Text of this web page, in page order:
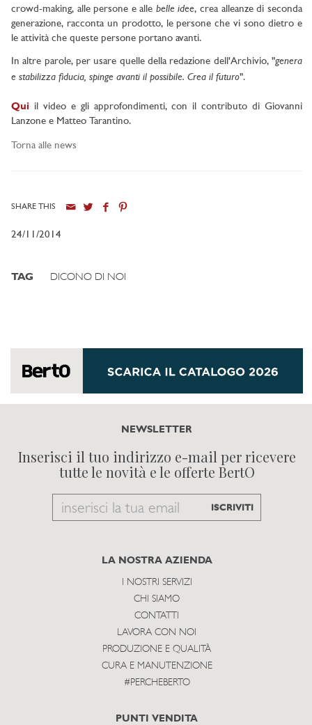
crowd-making, alle persone e alle belle idee, crea alleanze di seconda
generazione, racconta un prodotto, le persone che vi sono dietro e
le attività che queste persone portano avanti.
In altre parole, per usare quelle della redazione dell'Archivio, "genera
e stabilizza fiducia, spinge avanti il possibile. Crea il futuro".
Qui il video e gli approfondimenti, con il contributo di Giovanni
Lanzone e Matteo Tarantino.
Torna alle news
SHARE THIS
24/11/2014
TAG DICONO DI NOI
NEWSLETTER
Inserisci il tuo indirizzo e-mail per ricevere
tutte le novità e le offerte BertO
Email
subscribe
ISCRIVITI
LA NOSTRA AZIENDA
I NOSTRI SERVIZI
CHI SIAMO
CONTATTI
LAVORA CON NOI
PRODUZIONE E QUALITÀ
CURA E MANUTENZIONE
#PERCHEBERTO
PUNTI VENDITA